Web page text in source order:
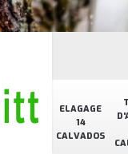
ELAGAGE
14
CALVADOS